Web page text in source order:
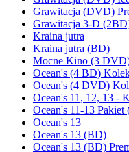
Grawitacja (DVD)
Grawitacja 3-D
Kraina jutra
Kraina jutra (BD)
Mocne Kino (3
Ocean's (4 BD)
Ocean's (4 DVD)
Ocean's 11, 12, 13 -
Ocean's 11-13
Ocean's 13
Ocean's 13 (BD)
Ocean's 13 (BD)